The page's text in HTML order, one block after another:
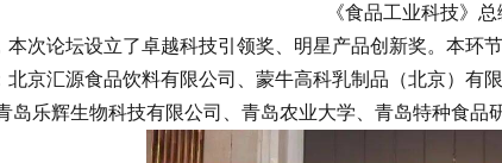
《食品工业科技》
论坛设立了卓越科技引领奖、明星产品创新奖。本环
京汇源食品饮料有限公司、蒙牛高科乳制品（北京）
乐辉生物科技有限公司、青岛农业大学、青岛特种食品